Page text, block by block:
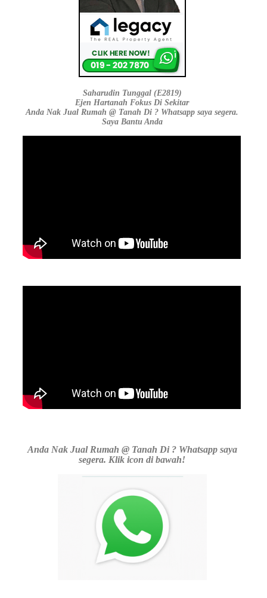
Saharudin Tunggal (E2819)
Ejen Hartanah Fokus Di Sekitar
Anda Nak Jual Rumah @ Tanah Di ? Whatsapp saya segera.
Saya Bantu Anda
Anda Nak Jual Rumah @ Tanah Di ? Whatsapp saya
segera. Klik icon di bawah!